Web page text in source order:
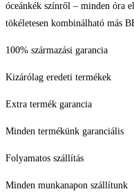
óceánkék színről – minden óra
tökéletesen kombinálható más
100% származási garancia
Kizárólag eredeti termékek
Extra termék garancia
Minden termékünk garanciális
Folyamatos szállítás
Minden munkanapon szállítunk